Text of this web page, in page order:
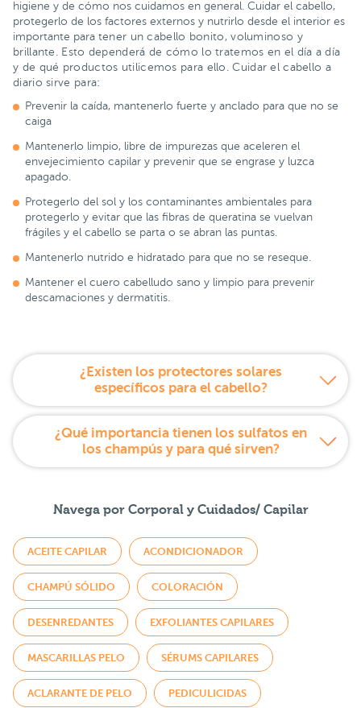
higiene y de cómo nos cuidamos en general. Cuidar el cabello,
protegerlo de los factores externos y nutrirlo desde el interior es
importante para tener un cabello bonito, voluminoso y
brillante. Esto dependerá de cómo lo tratemos en el día a día
y de qué productos utilicemos para ello. Cuidar el cabello a
diario sirve para:
Prevenir la caída, mantenerlo fuerte y anclado para que no se
caiga
Mantenerlo limpio, libre de impurezas que aceleren el
envejecimiento capilar y prevenir que se engrase y luzca
apagado.
Protegerlo del sol y los contaminantes ambientales para
protegerlo y evitar que las fibras de queratina se vuelvan
frágiles y el cabello se parta o se abran las puntas.
Mantenerlo nutrido e hidratado para que no se reseque.
Mantener el cuero cabelludo sano y limpio para prevenir
descamaciones y dermatitis.
¿Existen los protectores solares
específicos para el cabello?
¿Qué importancia tienen los sulfatos en
los champús y para qué sirven?
Navega por Corporal y Cuidados/ Capilar
ACEITE CAPILAR ACONDICIONADOR
CHAMPÚ SÓLIDO COLORACIÓN
DESENREDANTES EXFOLIANTES CAPILARES
MASCARILLAS PELO SÉRUMS CAPILARES
ACLARANTE DE PELO PEDICULICIDAS